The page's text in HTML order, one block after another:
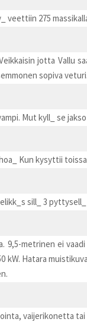
veettiin 275
jotta Vallu
sopiva veturi.
Mut kyll_ se
Kun kysyttii toissa
sill_ 3
9,5-metrinen ei
Hatara
vaijerikonetta tai